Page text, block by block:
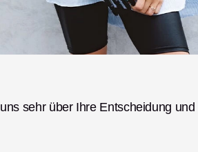
sehr über Ihre Entscheidung und